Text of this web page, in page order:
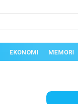
EKONOMI MEMORI